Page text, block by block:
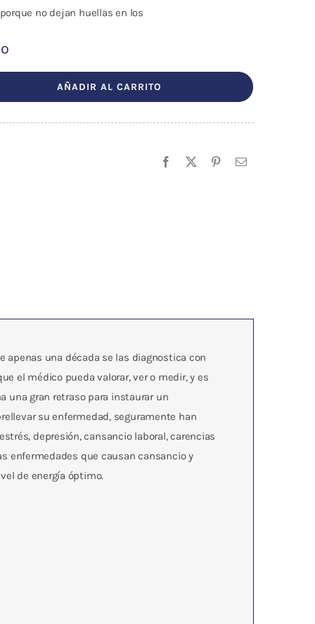
no dejan huellas en los
AÑADIR AL CARRITO
una década se las diagnostica con
el médico pueda valorar, ver o medir, y es
una gran retraso para instaurar un
su enfermedad, seguramente han
depresión, cansancio laboral, carencias
enfermedades que causan cansancio y
de energía óptimo.